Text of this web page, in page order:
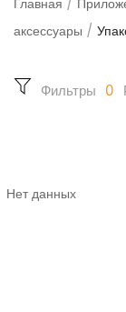
аксессуары /
Фильтры 0
Нет данных